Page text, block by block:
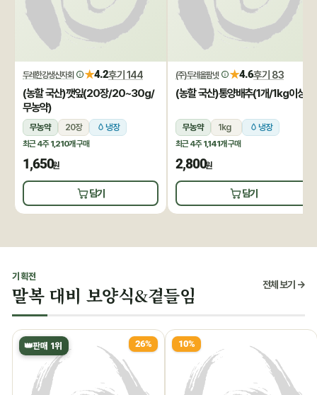
두레한강생산자회 ★4.2후기 144
(농할 국산)깻잎(20장/20~30g/
무농약)
무농약 20장 냉장
최근 4주1,210개 구매
1,650원
담기
(주)두레올팜넷 ★4.6후기 83
(농할 국산)통양배추(1개/1kg이상)
무농약 1kg 냉장
최근 4주1,141개 구매
2,800원
담기
기획전
말복 대비 보양식&곁들임 전체 보기 →
👑판매 1위 26% 10%